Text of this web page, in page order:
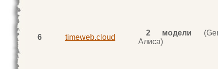
6 timeweb.cloud
2 модели
Алиса)